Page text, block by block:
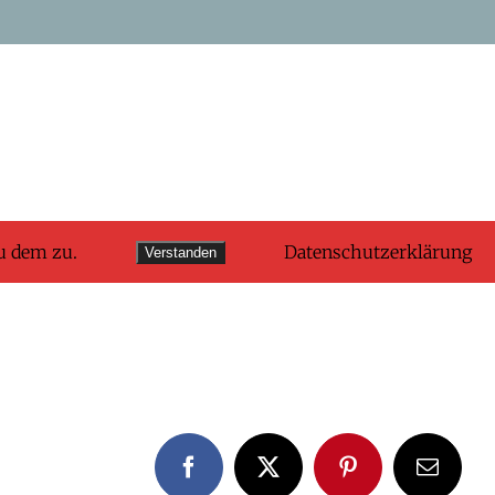
FacebookX PinterestE-
dem zu. Verstanden Datenschutzerklärung